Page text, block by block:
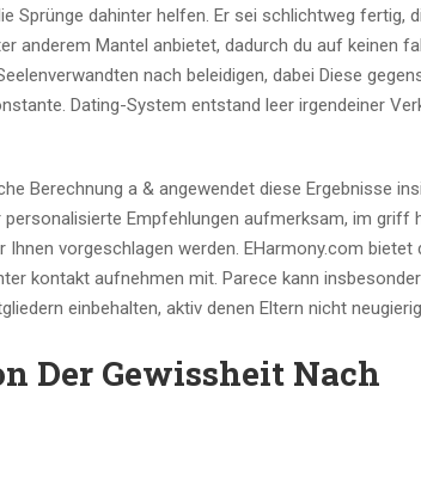
Sprünge dahinter helfen. Er sei schlichtweg fertig,
anderem Mantel anbietet, dadurch du auf keinen
nach beleidigen, dabei Diese
Dating-System entstand leer irgendeiner
Berechnung a & angewendet diese Ergebnisse
Empfehlungen aufmerksam, im griff
vorgeschlagen werden. EHarmony.com bietet
kontakt aufnehmen mit. Parece kann
einbehalten, aktiv denen Eltern nicht
Der Gewissheit Nach